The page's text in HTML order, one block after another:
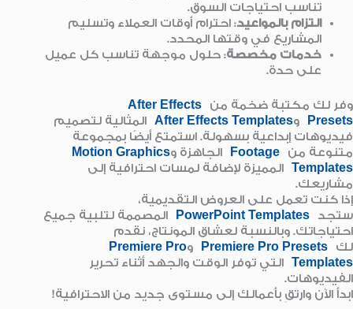
تناسب احتياجات السوق.
التزام بالمواعيد: احترام أوقات العملاء وتسليم
المشاريع في وقتها المحدد.
خدمات مخصصة: حلول موجهة تناسب كل عميل
على حدة.
وفر لك مكتبة ضخمة من After Effects
Presets وAfter Effects Templates المثالية لتصميم
فيديوهات إبداعية بسهولة. استمتع أيضًا بمجموعة
متنوعة من Footage الجاهزة وMotion Graphics
Templates المميزة لإضافة لمسات احترافية إلى
مشاريعك.
إذا كنت تعمل على العروض التقديمية،
ستجد PowerPoint Templates المصممة لتلبية جميع
احتياجاتك. وبالنسبة لعشاق المونتاج، نقدم
لك Premiere Pro Presets وPremiere Pro
Templates التي توفر الوقت والجهد أثناء تحرير
الفيديوهات.
ابدأ الآن وارتقِ بأعمالك إلى مستوى جديد من الاحترافية!